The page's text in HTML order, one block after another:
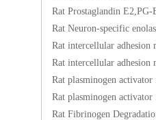
Rat Prostaglandin
Rat Neuron-specific
Rat intercellular
Rat intercellular
Rat plasminogen
Rat plasminogen
Rat Fibrinogen